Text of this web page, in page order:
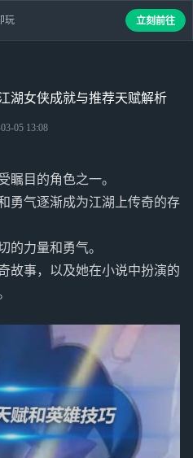
湖女侠成就与推荐天赋解析
05 13:08
瞩目的角色之一。
勇气逐渐成为江湖上传奇的存
的力量和勇气。
故事，以及她在小说中扮演的
玩 立刻前往